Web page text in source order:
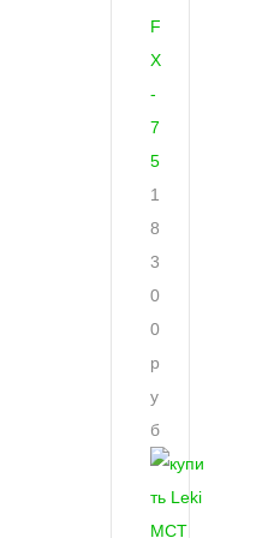
F
X
-
7
5
1
8
3
0
0
р
у
б